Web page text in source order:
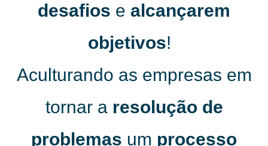
desafios e alcançarem
objetivos! ​
Aculturando as empresas em
tornar a resolução de
problemas um processo